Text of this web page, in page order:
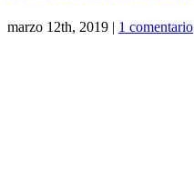
marzo 12th, 2019 | 1 comentario